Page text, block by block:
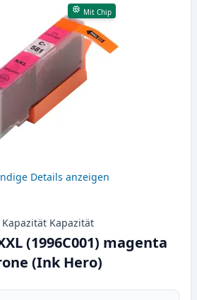
Mit Chip
Details anzeigen
Kapazität
(1996C001) magenta
(Ink Hero)